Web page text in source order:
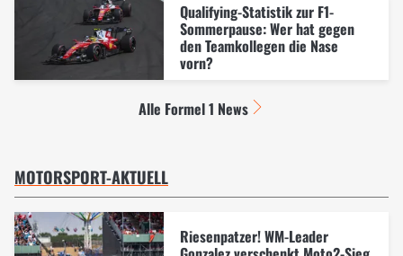
Qualifying-Statistik zur F1-
Sommerpause: Wer hat gegen
den Teamkollegen die Nase
vorn?
Alle Formel 1 News
MOTORSPORT-AKTUELL
Riesenpatzer! WM-Leader